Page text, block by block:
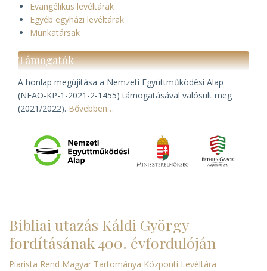
Evangélikus levéltárak
Egyéb egyházi levéltárak
Munkatársak
Támogatók
A honlap megújítása a Nemzeti Együttműködési Alap
(NEAO-KP-1-2021-2-1455) támogatásával valósult meg
(2021/2022). Bővebben…
Bibliai utazás Káldi György
fordításának 400. évfordulóján
Piarista Rend Magyar Tartománya Központi Levéltára